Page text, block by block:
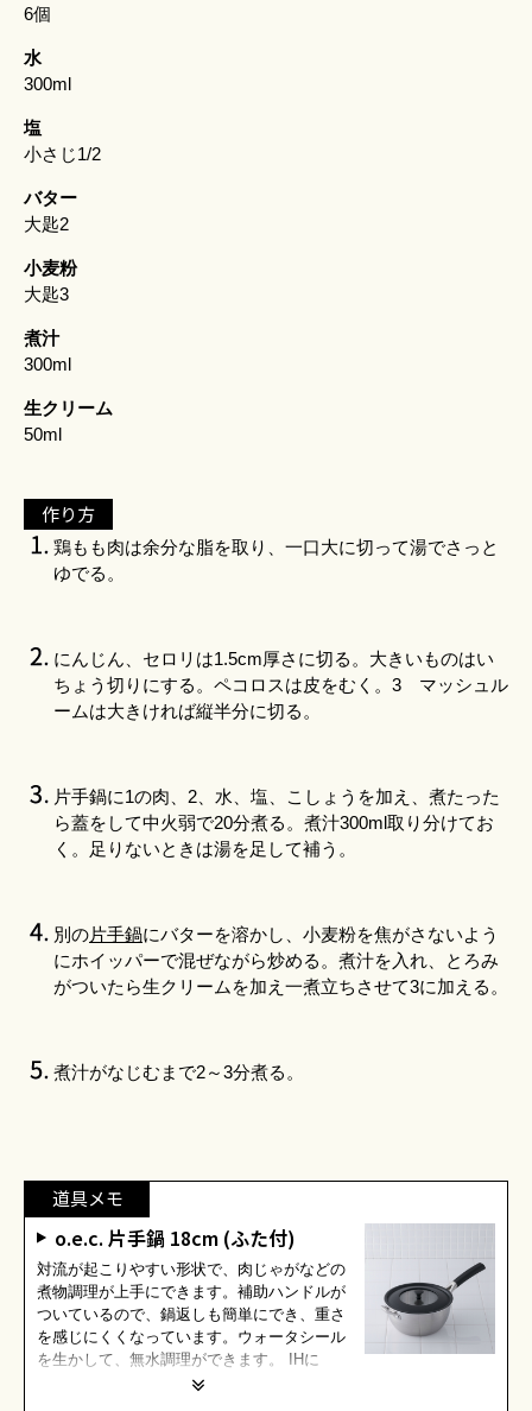
6個
水
300ml
塩
小さじ1/2
バター
大匙2
小麦粉
大匙3
煮汁
300ml
生クリーム
50ml
作り方
鶏もも肉は余分な脂を取り、一口大に切って湯でさっと
ゆでる。
にんじん、セロリは1.5cm厚さに切る。大きいものはい
ちょう切りにする。ペコロスは皮をむく。3 マッシュル
ームは大きければ縦半分に切る。
片手鍋に1の肉、2、水、塩、こしょうを加え、煮たった
ら蓋をして中火弱で20分煮る。煮汁300ml取り分けてお
く。足りないときは湯を足して補う。
別の片手鍋にバターを溶かし、小麦粉を焦がさないよう
にホイッパーで混ぜながら炒める。煮汁を入れ、とろみ
がついたら生クリームを加え一煮立ちさせて3に加える。
煮汁がなじむまで2～3分煮る。
道具メモ
o.e.c. 片手鍋 18cm (ふた付)
対流が起こりやすい形状で、肉じゃがなどの
煮物調理が上手にできます。補助ハンドルが
ついているので、鍋返しも簡単にでき、重さ
を感じにくくなっています。ウォータシール
を生かして、無水調理ができます。 IHに